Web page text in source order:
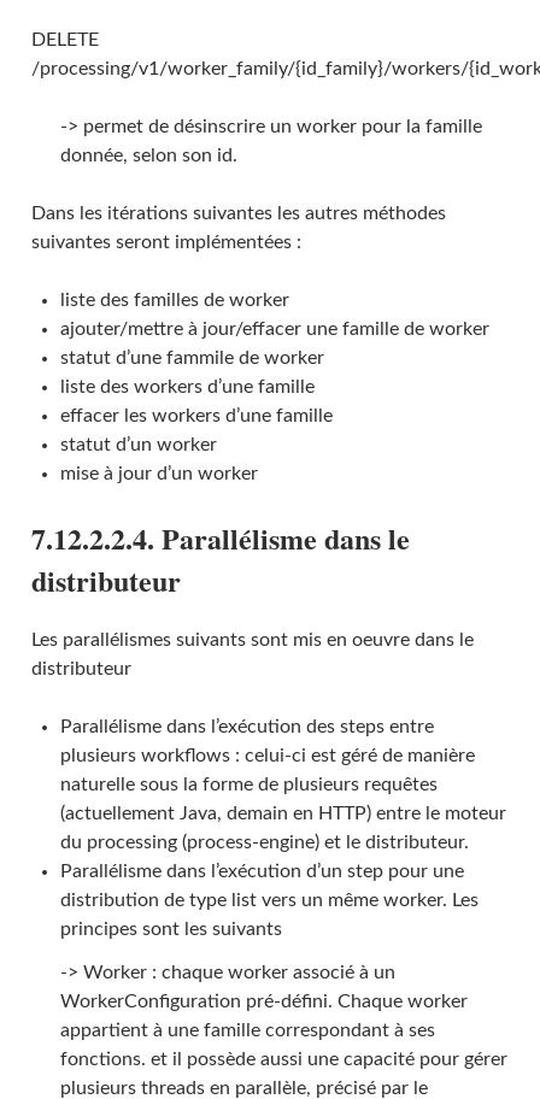
DELETE
/processing/v1/worker_family/{id_family}/workers/
-> permet de désinscrire un worker pour la famille
donnée, selon son id.
Dans les itérations suivantes les autres méthodes
suivantes seront implémentées :
liste des familles de worker
ajouter/mettre à jour/effacer une famille de worker
statut d’une fammile de worker
liste des workers d’une famille
effacer les workers d’une famille
statut d’un worker
mise à jour d’un worker
7.12.2.2.4. Parallélisme dans le
distributeur
Les parallélismes suivants sont mis en oeuvre dans le
distributeur
Parallélisme dans l’exécution des steps entre
plusieurs workflows : celui-ci est géré de manière
naturelle sous la forme de plusieurs requêtes
(actuellement Java, demain en HTTP) entre le moteur
du processing (process-engine) et le distributeur.
Parallélisme dans l’exécution d’un step pour une
distribution de type list vers un même worker. Les
principes sont les suivants
-> Worker : chaque worker associé à un
WorkerConfiguration pré-défini. Chaque worker
appartient à une famille correspondant à ses
fonctions. et il possède aussi une capacité pour gérer
plusieurs threads en parallèle, précisé par le